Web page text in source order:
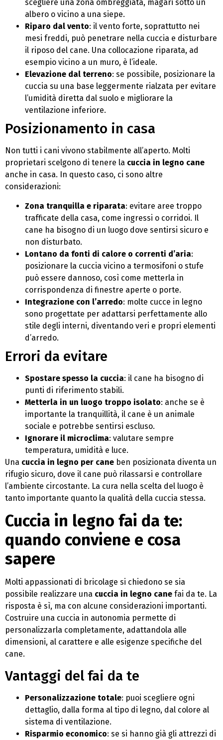
scegliere una zona ombreggiata, magari sotto un
albero o vicino a una siepe.
Riparo dal vento: il vento forte, soprattutto nei
mesi freddi, può penetrare nella cuccia e disturbare
il riposo del cane. Una collocazione riparata, ad
esempio vicino a un muro, è l’ideale.
Elevazione dal terreno: se possibile, posizionare la
cuccia su una base leggermente rialzata per evitare
l’umidità diretta dal suolo e migliorare la
ventilazione inferiore.
Posizionamento in casa
Non tutti i cani vivono stabilmente all’aperto. Molti
proprietari scelgono di tenere la cuccia in legno cane
anche in casa. In questo caso, ci sono altre
considerazioni:
Zona tranquilla e riparata: evitare aree troppo
trafficate della casa, come ingressi o corridoi. Il
cane ha bisogno di un luogo dove sentirsi sicuro e
non disturbato.
Lontano da fonti di calore o correnti d’aria:
posizionare la cuccia vicino a termosifoni o stufe
può essere dannoso, così come metterla in
corrispondenza di finestre aperte o porte.
Integrazione con l’arredo: molte cucce in legno
sono progettate per adattarsi perfettamente allo
stile degli interni, diventando veri e propri elementi
d’arredo.
Errori da evitare
Spostare spesso la cuccia: il cane ha bisogno di
punti di riferimento stabili.
Metterla in un luogo troppo isolato: anche se è
importante la tranquillità, il cane è un animale
sociale e potrebbe sentirsi escluso.
Ignorare il microclima: valutare sempre
temperatura, umidità e luce.
Una cuccia in legno per cane ben posizionata diventa un
rifugio sicuro, dove il cane può rilassarsi e controllare
l’ambiente circostante. La cura nella scelta del luogo è
tanto importante quanto la qualità della cuccia stessa.
Cuccia in legno fai da te:
quando conviene e cosa
sapere
Molti appassionati di bricolage si chiedono se sia
possibile realizzare una cuccia in legno cane fai da te. La
risposta è sì, ma con alcune considerazioni importanti.
Costruire una cuccia in autonomia permette di
personalizzarla completamente, adattandola alle
dimensioni, al carattere e alle esigenze specifiche del
cane.
Vantaggi del fai da te
Personalizzazione totale: puoi scegliere ogni
dettaglio, dalla forma al tipo di legno, dal colore al
sistema di ventilazione.
Risparmio economico: se si hanno già gli attrezzi di